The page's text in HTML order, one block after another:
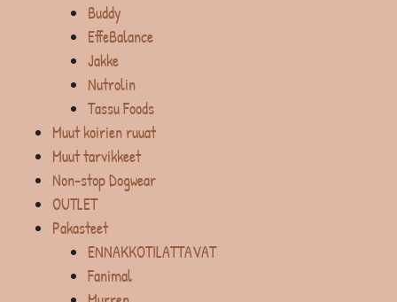
Buddy
EffeBalance
Jakke
Nutrolin
Tassu Foods
Muut koirien ruuat
Muut tarvikkeet
Non-stop Dogwear
OUTLET
Pakasteet
ENNAKKOTILATTAVAT
Fanimal